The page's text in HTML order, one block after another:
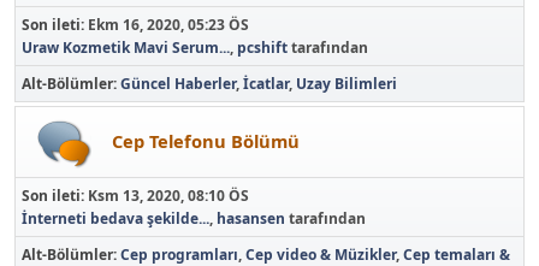
Son ileti: Ekm 16, 2020, 05:23 ÖS
Uraw Kozmetik Mavi Serum..., pcshifttarafından
Alt-Bölümler Güncel Haberler İcatlar Uzay Bilimleri
Cep Telefonu Bölümü
Son ileti: Ksm 13, 2020, 08:10 ÖS
İnterneti bedava şekilde..., hasansen tarafından
Alt-Bölümler Cep programları Cep video & Müzikler Cep temaları &